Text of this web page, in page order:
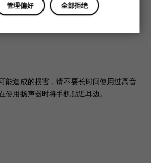
能造成的损害，请不要长时间使用过高音
使用扬声器时将手机贴近耳边。
全部拒绝
管理偏好